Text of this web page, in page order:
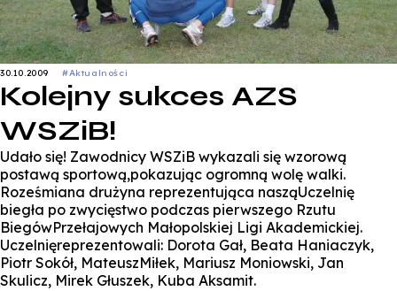
Biznes
Zapisz się na studia
30.10.2009 #Aktualności
Kolejny sukces AZS
WSZiB!
Udało się! Zawodnicy WSZiB wykazali się wzorową
postawą sportową,pokazując ogromną wolę walki.
Roześmiana drużyna reprezentująca nasząUczelnię
biegła po zwycięstwo podczas pierwszego Rzutu
BiegówPrzełajowych Małopolskiej Ligi Akademickiej.
Uczelnięreprezentowali: Dorota Gał, Beata Haniaczyk,
Piotr Sokół, MateuszMiłek, Mariusz Moniowski, Jan
Skulicz, Mirek Głuszek, Kuba Aksamit.